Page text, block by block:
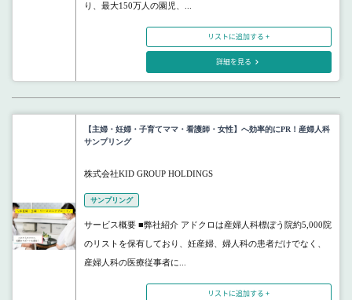
り、最大150万人の園児、...
リストに追加する +
詳細を見る
【主婦・妊婦・子育てママ・看護師・女性】へ効率的にPR！産婦人科
サンプリング
株式会社KID GROUP HOLDINGS
サンプリング
サービス概要 ■弊社紹介 アドクロは産婦人科標ぼう院約5,000院
のリストを保有しており、妊産婦、婦人科の患者だけでなく、
産婦人科の医療従事者に...
リストに追加する +